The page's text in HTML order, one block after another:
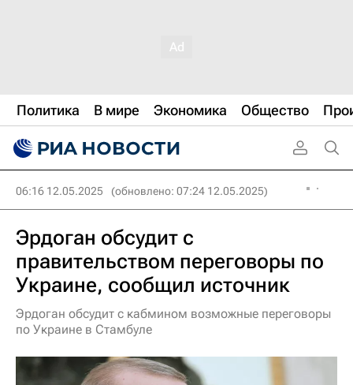
Политика В мире Экономика Общество
06:16 12.05.2025 (обновлено: 07:24 12.05.2025)
Эрдоган обсудит с
правительством переговоры по
Украине, сообщил источник
Эрдоган обсудит с кабмином возможные переговоры
по Украине в Стамбуле